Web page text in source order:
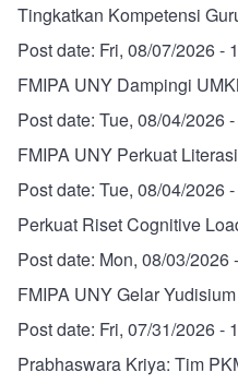
Tingkatkan Kompetensi
Post date: Fri, 08/07/2026 -
FMIPA UNY Dampingi
Post date: Tue, 08/04/2026
FMIPA UNY Perkuat
Post date: Tue, 08/04/2026
Perkuat Riset Cognitive
Post date: Mon, 08/03/2026
FMIPA UNY Gelar
Post date: Fri, 07/31/2026 -
Prabhaswara Kriya: Tim